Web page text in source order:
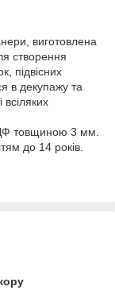
виготовлена
створення
підвісних
в декупажу та
товщиною 3 мм.
до 14 років.